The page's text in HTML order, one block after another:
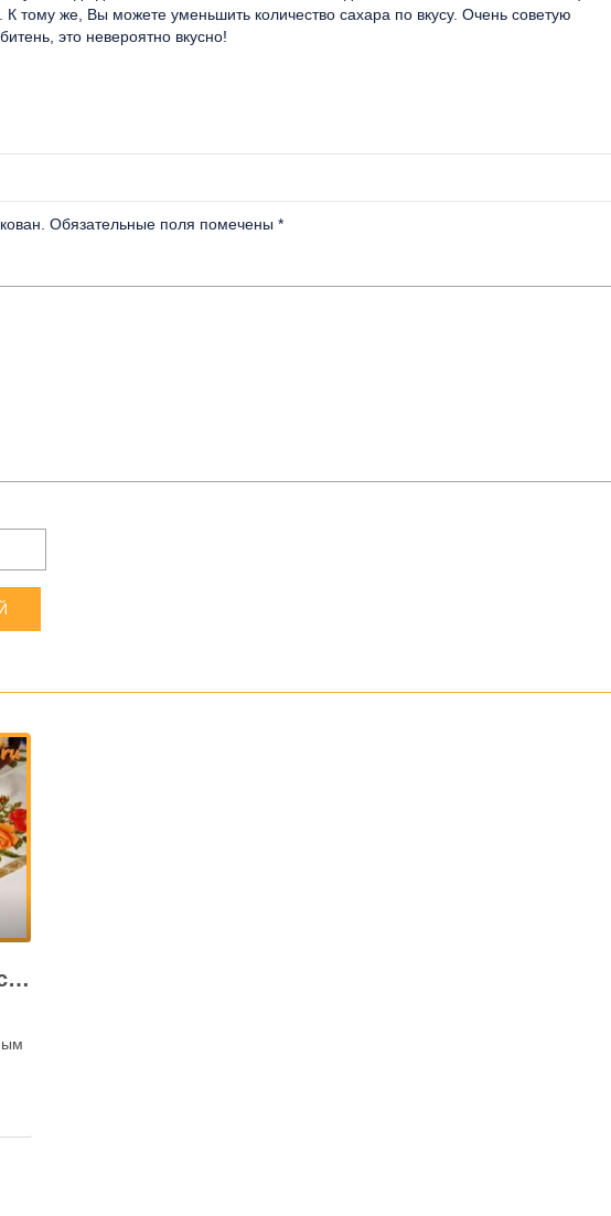
К тому же, Вы можете уменьшить количество сахара по вкусу. Очень советую
это невероятно вкусно!
Обязательные поля помечены *
Вкусный хлебный квас с солодом. Простой рецепт